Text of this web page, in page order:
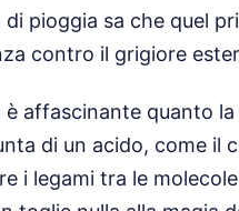
pioggia sa che quel
contro il grigiore
affascinante quanto
di un acido, come il
i legami tra le